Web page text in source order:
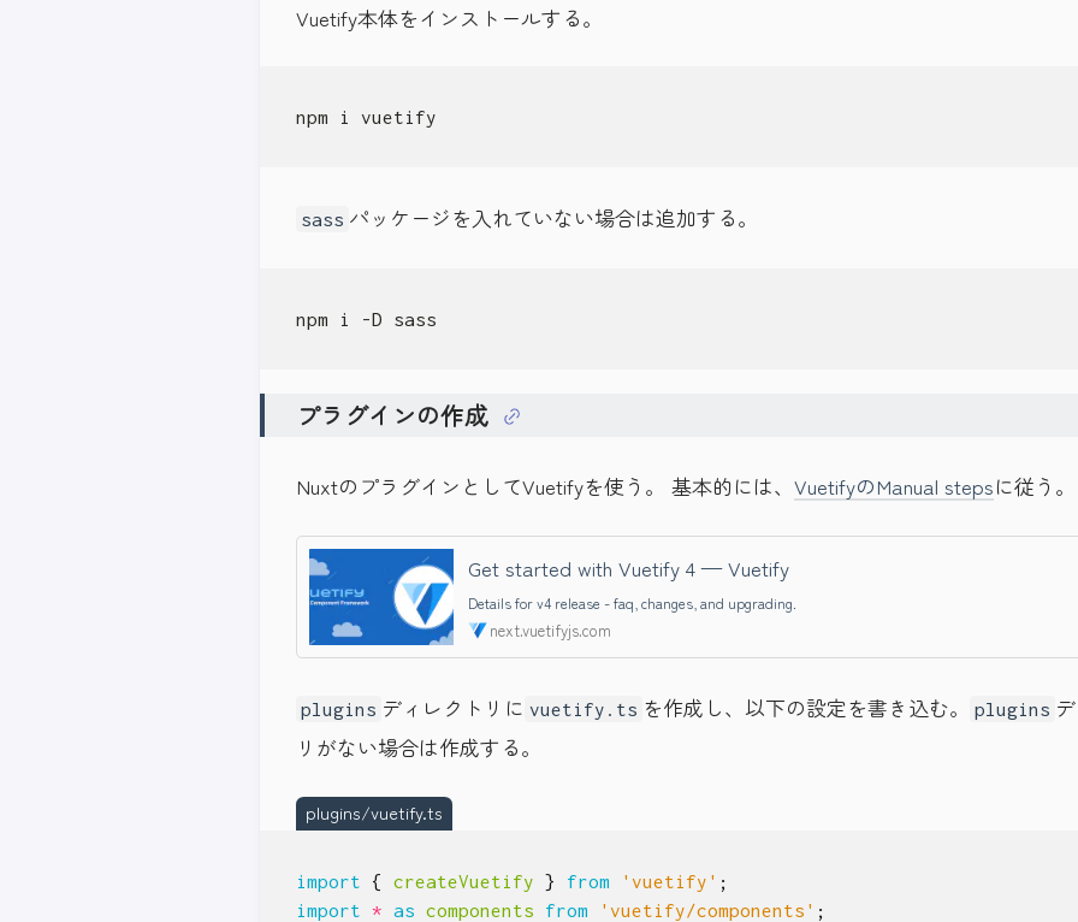
Vuetify本体をインストールする。
npm i vuetify
sass パッケージを入れていない場合は追加する。
npm i -D sass
プラグインの作成
NuxtのプラグインとしてVuetifyを使う。 基本的には、 VuetifyのManual stepsに従う。
Get started with Vuetify 4 — Vuetify
Details for v4 release - faq, changes, and upgrading.
next.vuetifyjs.com
plugins ディレクトリに vuetify.ts を作成し、以下の設定を書き込む。 plugins
リがない場合は作成する。
plugins/vuetify.ts
import { createVuetify } from 'vuetify' ;
import * as components from 'vuetify/components' ;